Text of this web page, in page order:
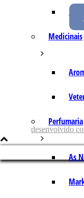
Medicinais
Perfumaria
As
desenvolvido